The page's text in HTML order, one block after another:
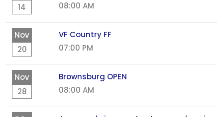
14
08:00 AM
Nov
20
VF Country FF
07:00 PM
Nov
28
Brownsburg OPEN
08:00 AM